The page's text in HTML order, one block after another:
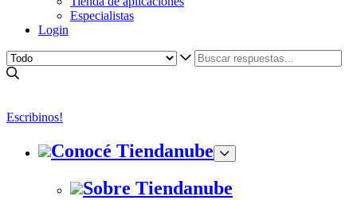
Especialistas
Login
Escribinos!
Conocé Tiendanube
Sobre Tiendanube